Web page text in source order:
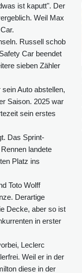
ist kaputt". Der
Weil Max
Russell schob
Car beendet
sieben Zähler
Auto abstellen,
Saison. 2025 war
sein erstes
Das Sprint-
landete
Platz ins
Toto Wolff
Derartige
Decke, aber so ist
in erster
Leclerc
Weil er in der
diese in der